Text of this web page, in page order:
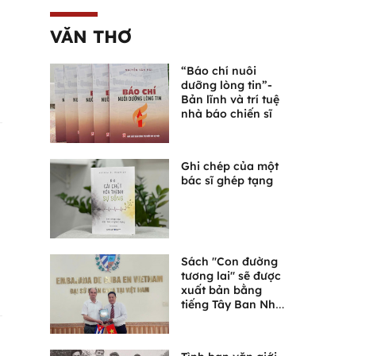
VĂN THƠ
“Báo chí nuôi
dưỡng lòng tin”-
Bản lĩnh và trí tuệ
nhà báo chiến sĩ
Ghi chép của một
bác sĩ ghép tạng
Sách "Con đường
tương lai" sẽ được
xuất bản bằng
tiếng Tây Ban Nha